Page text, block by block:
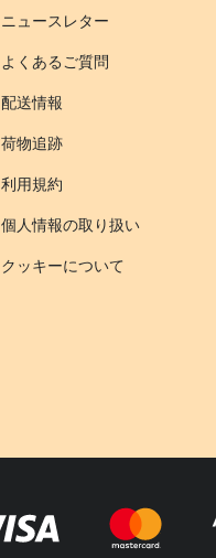
ニュースレター
よくあるご質問
配送情報
荷物追跡
利用規約
個人情報の取り扱い
クッキーについて